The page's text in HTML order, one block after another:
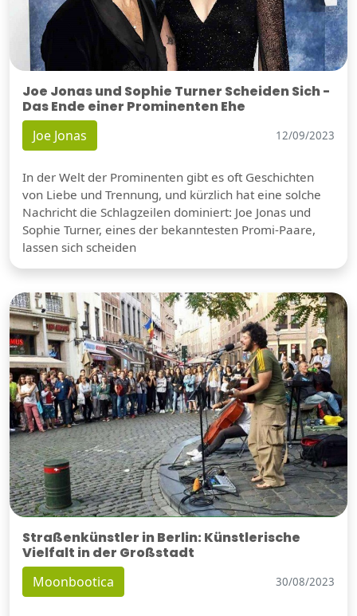
Joe Jonas und Sophie Turner Scheiden Sich -
Das Ende einer Prominenten Ehe
Joe Jonas 12/09/2023
In der Welt der Prominenten gibt es oft Geschichten
von Liebe und Trennung, und kürzlich hat eine solche
Nachricht die Schlagzeilen dominiert: Joe Jonas und
Sophie Turner, eines der bekanntesten Promi-Paare,
lassen sich scheiden
Straßenkünstler in Berlin: Künstlerische
Vielfalt in der Großstadt
Moonbootica 30/08/2023